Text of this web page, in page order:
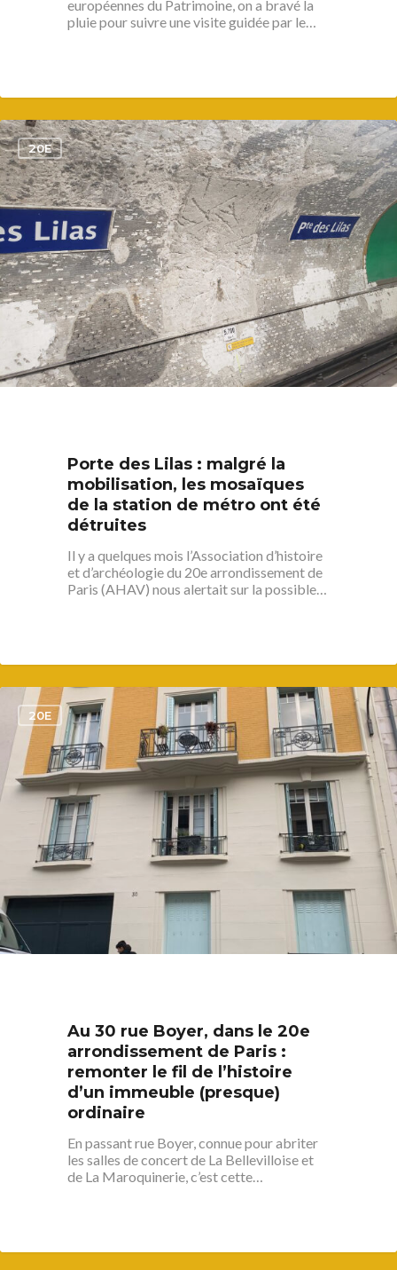
européennes du Patrimoine, on a bravé la
pluie pour suivre une visite guidée par le…
20E
Porte des Lilas : malgré la
mobilisation, les mosaïques
de la station de métro ont été
détruites
Il y a quelques mois l’Association d’histoire
et d’archéologie du 20e arrondissement de
Paris (AHAV) nous alertait sur la possible…
1
20E
Au 30 rue Boyer, dans le 20e
arrondissement de Paris :
remonter le fil de l’histoire
d’un immeuble (presque)
ordinaire
En passant rue Boyer, connue pour abriter
les salles de concert de La Bellevilloise et
de La Maroquinerie, c’est cette…
1